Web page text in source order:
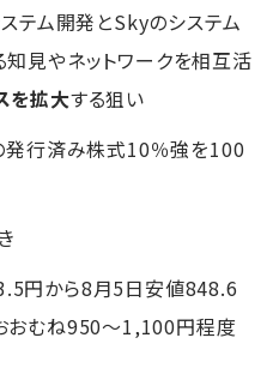
テム開発とSkyのシステム
見やネットワークを相互活
を拡大する狙い
発行済み株式10％強を100
円から8月5日安値848.6
おむね950～1,100円程度